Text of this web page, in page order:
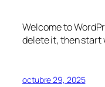
Welcome to
delete it, then start
octubre 29, 2025